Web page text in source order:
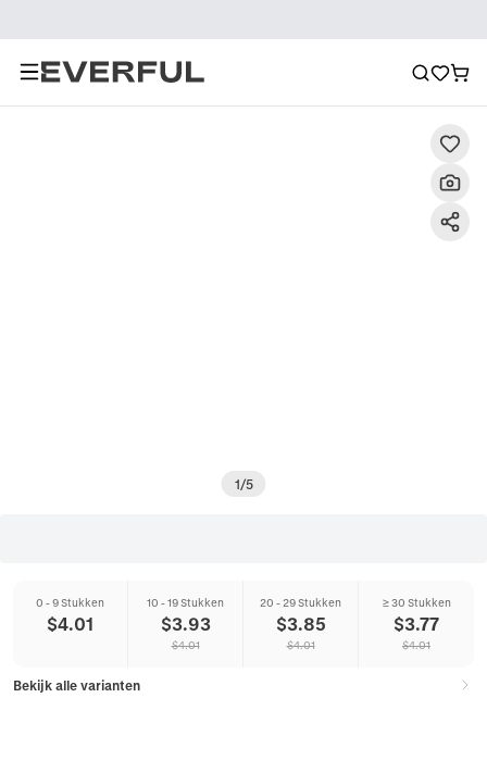
1/5
0 - 9 Stukken
$4.01
10 - 19 Stukken
$3.93
$4.01
20 - 29 Stukken
$3.85
$4.01
≥ 30 Stukken
$3.77
$4.01
Bekijk alle varianten